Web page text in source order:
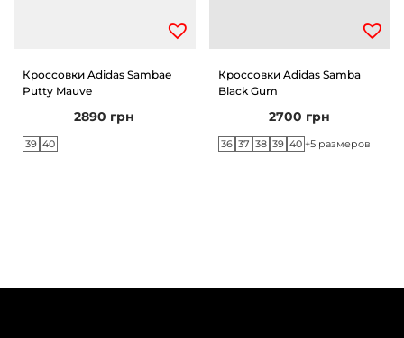
Кроссовки Adidas Sambae
Putty Mauve
2890 грн
39 40
Кроссовки Adidas Samba
Black Gum
2700 грн
36 37 38 39 40 +5 размеров